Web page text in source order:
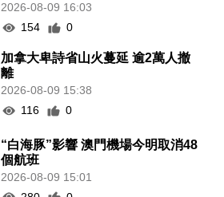
2026-08-09 16:03
154
0
加拿大卑詩省山火蔓延 逾2萬人撤
離
2026-08-09 15:38
116
0
“白海豚”影響 澳門機場今明取消48
個航班
2026-08-09 15:01